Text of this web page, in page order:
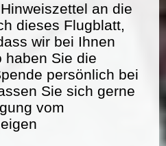
an die
dieses Flugblatt,
wir bei Ihnen
haben Sie die
persönlich bei
Sie sich gerne
vom